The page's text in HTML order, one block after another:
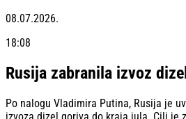
08.07.2026.
18:08
Rusija zabranila izvoz
Po nalogu Vladimira Putina, Rusija je